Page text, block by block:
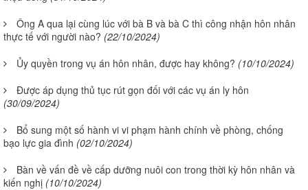
Ông A qua lại cùng lúc với bà B và bà C thì công nhận hôn nhân
thực tế với người nào? (22/10/2024)
Ủy quyền trong vụ án hôn nhân, được hay không? (10/10/2024)
Được áp dụng thủ tục rút gọn đối với các vụ án ly hôn
(30/09/2024)
Bổ sung một số hành vi vi phạm hành chính về phòng, chống
bạo lực gia đình (02/10/2024)
Bàn về vấn đề về cấp dưỡng nuôi con trong thời kỳ hôn nhân và
kiến nghị (10/10/2024)